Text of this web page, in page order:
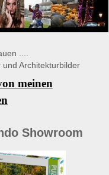
....
und Architekturbilder
meinen
Showroom